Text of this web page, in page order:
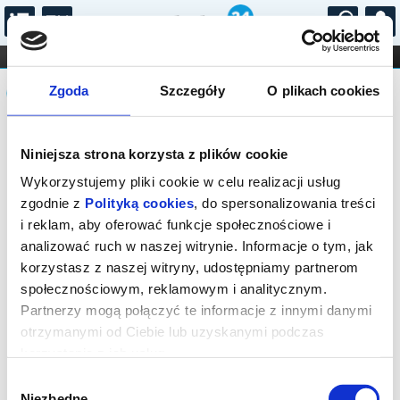
Zgoda Szczegóły O plikach cookies
Niniejsza strona korzysta z plików cookie
Wykorzystujemy pliki cookie w celu realizacji usług
zgodnie z Polityką cookies, do spersonalizowania treści
i reklam, aby oferować funkcje społecznościowe i
analizować ruch w naszej witrynie. Informacje o tym, jak
korzystasz z naszej witryny, udostępniamy partnerom
społecznościowym, reklamowym i analitycznym.
Partnerzy mogą połączyć te informacje z innymi danymi
otrzymanymi od Ciebie lub uzyskanymi podczas
...
FILHARMONIA OPERA I BALET
STAND-UP
DLA DZIECI
Komunikat
Sprzedaż on-line została zakończona,
sprawdź dostępność biletów w kasie.